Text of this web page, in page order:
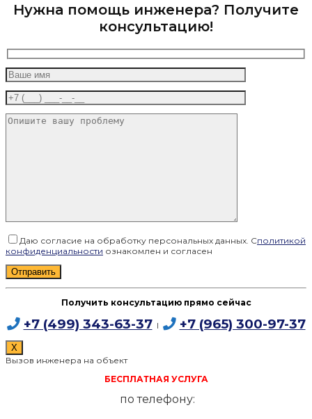
Нужна помощь инженера? Получите
консультацию!
Даю согласие на обработку персональных данных. Сполитикой
конфиденциальности ознакомлен и согласен
Получить консультацию прямо сейчас
+7 (499) 343-63-37 I +7 (965) 300-97-37
X
Вызов инженера на объект
БЕСПЛАТНАЯ УСЛУГА
по телефону: